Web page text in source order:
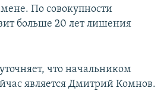
По совокупности
больше 20 лет лишения
что начальником
является Дмитрий Комнов.